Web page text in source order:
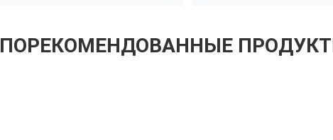
ПОРЕКОМЕНДОВАННЫЕ